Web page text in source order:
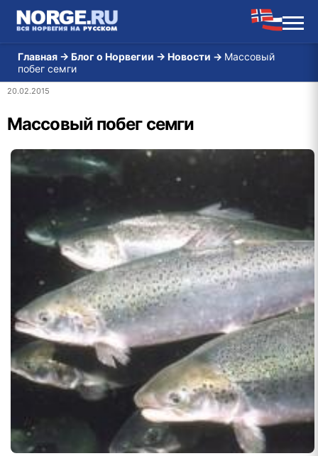
Главная → Блог о Норвегии → Новости → Массовый
побег семги
20.02.2015
Массовый побег семги